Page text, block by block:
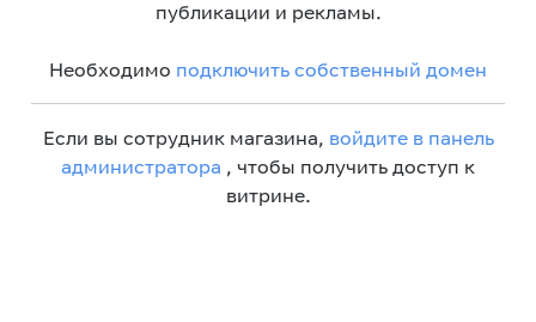
публикации и рекламы.
Необходимо подключить собственный домен
Если вы сотрудник магазина, войдите в панель
администратора , чтобы получить доступ к
витрине.